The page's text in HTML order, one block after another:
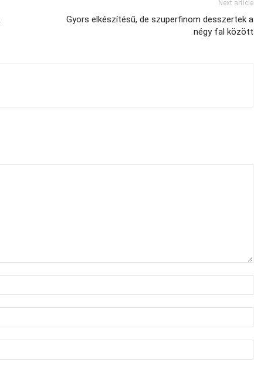
Next article
Gyors elkészítésű, de szuperfinom desszertek a
négy fal között